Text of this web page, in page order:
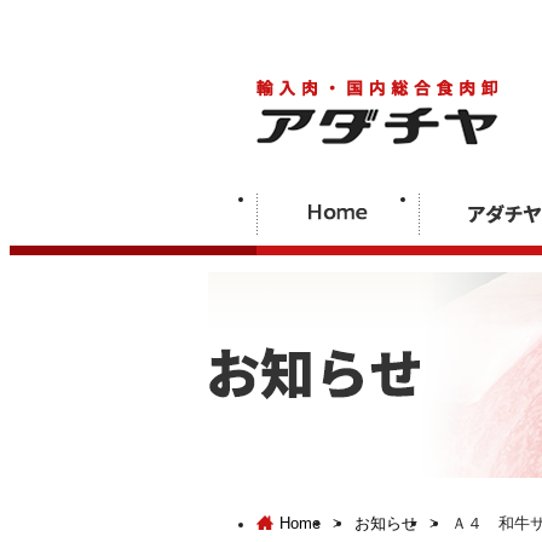
Home > お知らせ > Ａ４ 和牛